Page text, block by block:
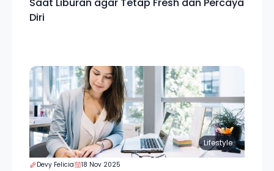
Diri
Lifestyle
Devy Felicia 18 Nov 2025